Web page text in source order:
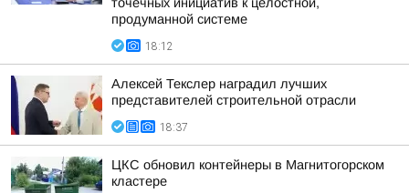
продуманной системе
18:12
Алексей Текслер наградил лучших
представителей строительной отрасли
18:37
ЦКС обновил контейнеры в Магнитогорском
кластере